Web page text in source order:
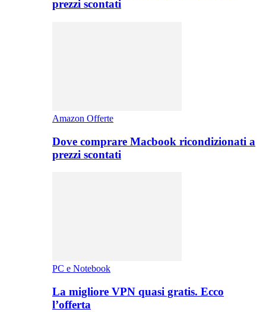
prezzi scontati
Amazon Offerte
Dove comprare Macbook ricondizionati a
prezzi scontati
PC e Notebook
La migliore VPN quasi gratis. Ecco
l’offerta